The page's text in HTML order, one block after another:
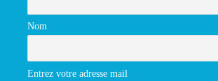
Nom
Entrez votre adresse mail